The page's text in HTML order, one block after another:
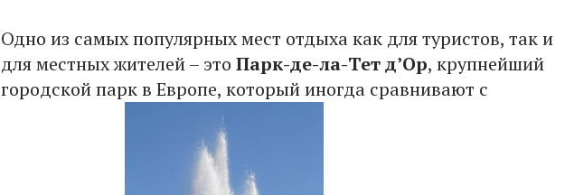
Одно из самых популярных мест отдыха как для туристов, так и
для местных жителей – это Парк-де-ла-Тет д’Ор, крупнейший
городской парк в Европе, который иногда сравнивают с